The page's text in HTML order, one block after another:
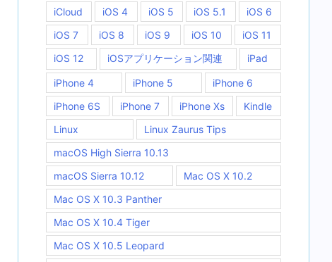
iCloud iOS 4 iOS 5 iOS 5.1
iOS 6
iOS 7
iOS 8 iOS 9 iOS 10
iOS 11
iOS 12
iOSアプリケーション関連 iPad
iPhone 4 iPhone 5
iPhone 6
iPhone 6S
iPhone 7 iPhone Xs
Kindle
Linux
Linux Zaurus Tips
macOS High Sierra 10.13
macOS Sierra 10.12
Mac OS X 10.2
Mac OS X 10.3 Panther
Mac OS X 10.4 Tiger
Mac OS X 10.5 Leopard